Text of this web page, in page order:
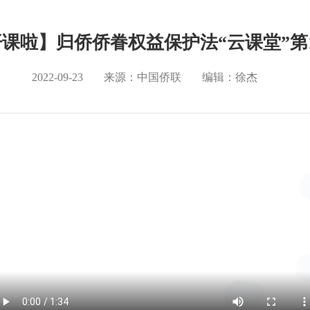
啦】归侨侨眷权益保护法“云课堂”
2022-09-23 来源：中国侨联 编辑：徐杰